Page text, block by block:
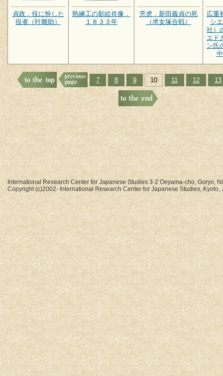
貞政．役に扮した
役者（叶雛助）
熟練工の影絵肖像．
１８３３年
芳虎．新田義貞の死
（求女塚合戦）
広重
シ
社）
エド
ン氏
7 8 9 10 11 12 13
International Research Center for Japanese Studies 3-2 Oeyama-cho, Goryo,
Copyright (c)2002- International Research Center for Japanese Studies, Kyoto,